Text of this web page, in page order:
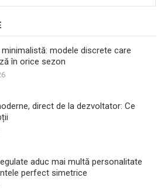
modele discrete care
în orice sezon
direct de la dezvoltator: Ce
aduc mai multă personalitate
perfect simetrice